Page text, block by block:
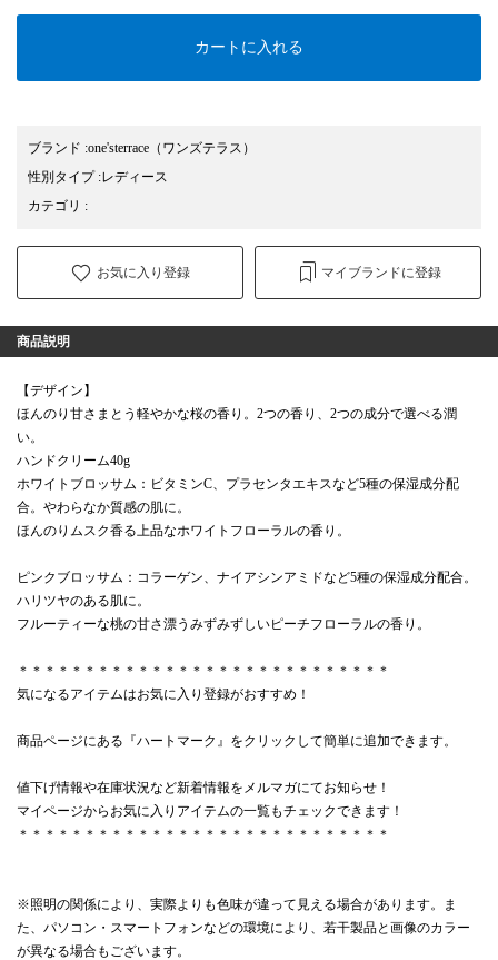
カートに入れる
ブランド :one'sterrace （ワンズテラス）
性別タイプ:レディース
カテゴリ :
お気に入り登録 マイブランドに登録
商品説明
【デザイン】
ほんのり甘さまとう軽やかな桜の香り。2つの香り、2つの成分で選べる潤
い。
ハンドクリーム40g
ホワイトブロッサム：ビタミンC、プラセンタエキスなど5種の保湿成分配
合。やわらなか質感の肌に。
ほんのりムスク香る上品なホワイトフローラルの香り。
ピンクブロッサム：コラーゲン、ナイアシンアミドなど5種の保湿成分配合。
ハリツヤのある肌に。
フルーティーな桃の甘さ漂うみずみずしいピーチフローラルの香り。
＊＊＊＊＊＊＊＊＊＊＊＊＊＊＊＊＊＊＊＊＊＊＊＊＊＊＊＊
気になるアイテムはお気に入り登録がおすすめ！
商品ページにある『ハートマーク』をクリックして簡単に追加できます。
値下げ情報や在庫状況など新着情報をメルマガにてお知らせ！
マイページからお気に入りアイテムの一覧もチェックできます！
＊＊＊＊＊＊＊＊＊＊＊＊＊＊＊＊＊＊＊＊＊＊＊＊＊＊＊＊
※照明の関係により、実際よりも色味が違って見える場合があります。ま
た、パソコン・スマートフォンなどの環境により、若干製品と画像のカラー
が異なる場合もございます。